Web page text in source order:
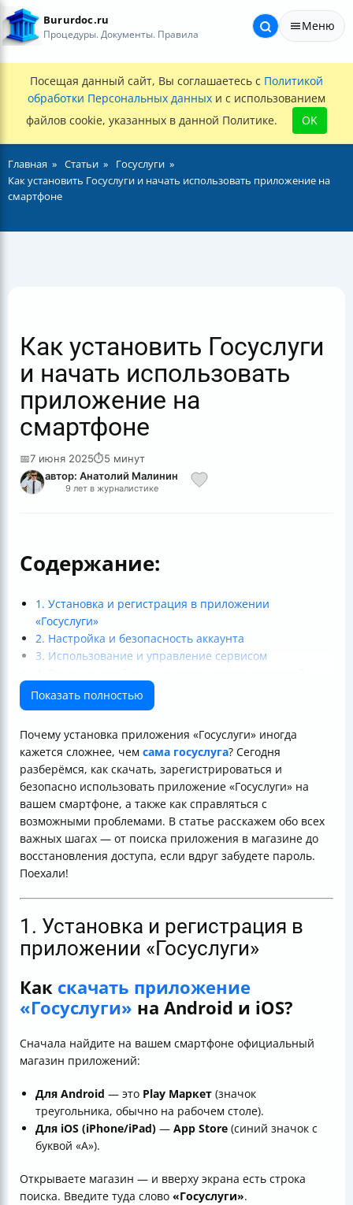
Bururdoc.ru
Процедуры. Документы. Правила
Меню
Посещая данный сайт, Вы соглашаетесь с Политикой
обработки Персональных данных и с использованием
файлов cookie, указанных в данной Политике.
OK
Главная Статьи
Госуслуги
Как установить Госуслуги и начать использовать приложение на
смартфоне
Как установить Госуслуги
и начать использовать
приложение на
смартфоне
📅7 июня 2025⏱5 минут
автор: Анатолий Малинин
9 лет в журналистике
Содержание:
1. Установка и регистрация в приложении
«Госуслуги»
2. Настройка и безопасность аккаунта
3. Использование и управление сервисом
Таблица: Краткое руководство по установке и
регистрации «Госуслуги»
Показать полностью
Почему установка приложения «Госуслуги» иногда
кажется сложнее, чем сама госуслуга? Сегодня
разберёмся, как скачать, зарегистрироваться и
безопасно использовать приложение «Госуслуги» на
вашем смартфоне, а также как справляться с
возможными проблемами. В статье расскажем обо всех
важных шагах — от поиска приложения в магазине до
восстановления доступа, если вдруг забудете пароль.
Поехали!
1. Установка и регистрация в
приложении «Госуслуги»
Как скачать приложение
«Госуслуги» на Android и iOS?
Сначала найдите на вашем смартфоне официальный
магазин приложений:
Для Android — это Play Маркет (значок
треугольника, обычно на рабочем столе).
Для iOS (iPhone/iPad) — App Store (синий значок с
буквой «A»).
Открываете магазин — и вверху экрана есть строка
поиска. Введите туда слово «Госуслуги».